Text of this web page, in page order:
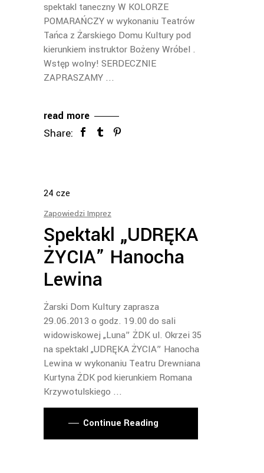
spektakl taneczny W KOLORZE
POMARAŃCZY w wykonaniu Teatrów
Tańca z Żarskiego Domu Kultury pod
kierunkiem instruktor Bożeny Wróbel .
Wstęp wolny! SERDECZNIE
ZAPRASZAMY
read more
Share:
24 cze
Zapowiedzi Imprez
Spektakl „UDRĘKA
ŻYCIA” Hanocha
Lewina
Żarski Dom Kultury zaprasza
29.06.2013 o godz. 19.00 do sali
widowiskowej „Luna” ŻDK ul. Okrzei 35
na spektakl „UDRĘKA ŻYCIA” Hanocha
Lewina w wykonaniu Teatru Drewniana
Kurtyna ŻDK pod kierunkiem Romana
Krzywotulskiego
Continue Reading